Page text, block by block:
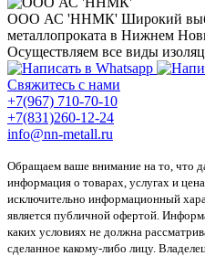
ООО АС 'ННМК' Широкий
металлопроката в Нижнем
Осуществляем все виды
Свяжитесь с нами
+7(967) 710-70-10
+7(831)260-12-24
info@nn-metall.ru
Обращаем ваше внимание на то, что
информация о товарах, услугах и
исключительно информационный
является публичной офертой.
каких условиях не должна
сделанное какому-либо лицу.